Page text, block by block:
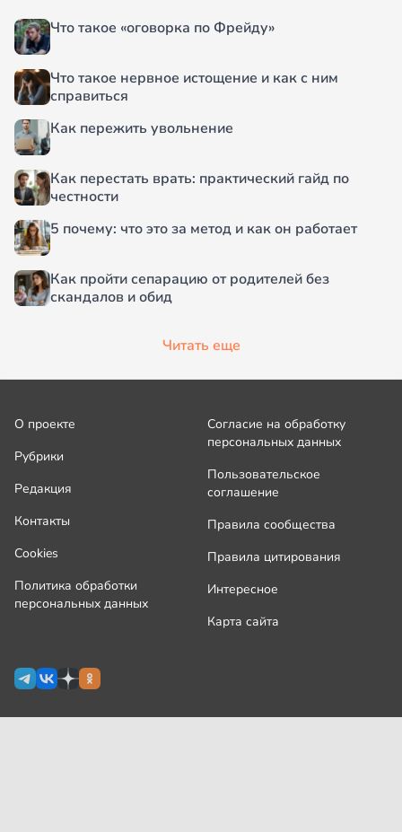
Что такое «оговорка по Фрейду»
Что такое нервное истощение и как с ним
справиться
Как пережить увольнение
Как перестать врать: практический гайд по
честности
5 почему: что это за метод и как он работает
Как пройти сепарацию от родителей без
скандалов и обид
Читать еще
О проекте
Рубрики
Редакция
Контакты
Cookies
Политика обработки
персональных данных
Согласие на обработку
персональных данных
Пользовательское
соглашение
Правила сообщества
Правила цитирования
Интересное
Карта сайта